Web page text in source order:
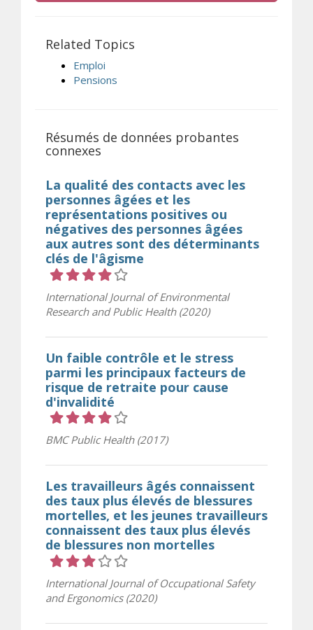
Related Topics
Emploi
Pensions
Résumés de données probantes
connexes
La qualité des contacts avec les
personnes âgées et les
représentations positives ou
négatives des personnes âgées
aux autres sont des déterminants
clés de l'âgisme
International Journal of Environmental
Research and Public Health (2020)
Un faible contrôle et le stress
parmi les principaux facteurs de
risque de retraite pour cause
d'invalidité
BMC Public Health (2017)
Les travailleurs âgés connaissent
des taux plus élevés de blessures
mortelles, et les jeunes travailleurs
connaissent des taux plus élevés
de blessures non mortelles
International Journal of Occupational Safety
and Ergonomics (2020)